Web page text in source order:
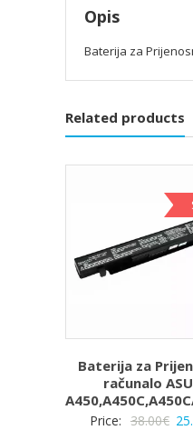
Opis
Baterija za
Related products
Baterija za
računalo
Price: 38.00€